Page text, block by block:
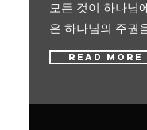
모든 것이 하나님
은 하나님의 주권
Read More